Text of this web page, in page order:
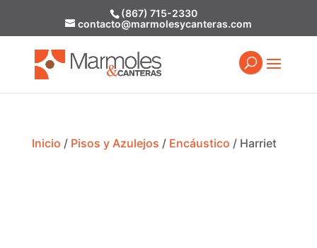
(867) 715-2330
contacto@marmolesycanteras.com
Inicio / Pisos y Azulejos / Encáustico / Harriet